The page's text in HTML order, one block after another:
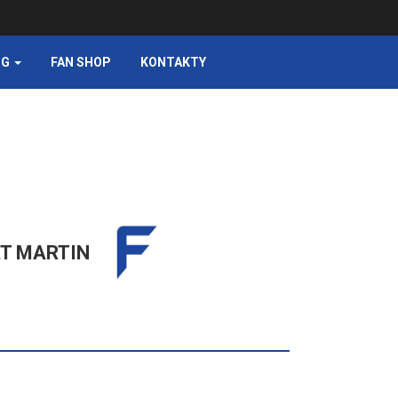
FAN SHOP KONTAKTY
MARTIN